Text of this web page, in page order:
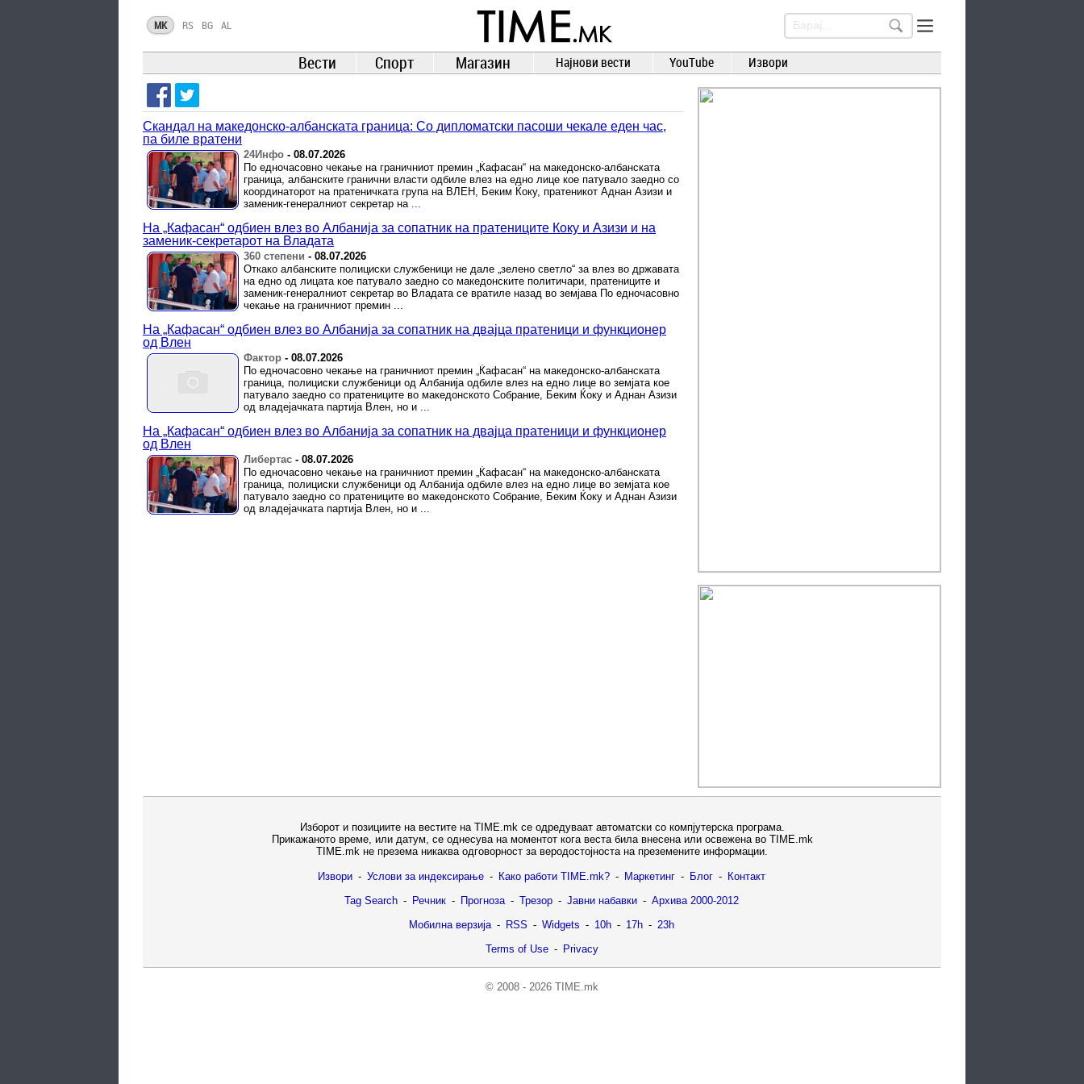
TIME.mk
ВЕСТИ
NEWS
MK RS BG AL
Вести Спорт Магазин Најнови вести YouTube Извори
Скандал на македонско-албанската граница: Со дипломатски пасоши чекале еден час,
па биле вратени
24Инфо - 08.07.2026
По едночасовно чекање на граничниот премин „Ќафасан“ на македонско-албанската
граница, албанските гранични власти одбиле влез на едно лице кое патувало заедно со
координаторот на пратеничката група на ВЛЕН, Беким Ќоку, пратеникот Аднан Азизи и
заменик-генералниот секретар на ...
На „Ќафасан“ одбиен влез во Албанија за сопатник на пратениците Ќоку и Азизи и на
заменик-секретарот на Владата
360 степени - 08.07.2026
Откако албанските полициски службеници не дале „зелено светло“ за влез во државата
на едно од лицата кое патувало заедно со македонските политичари, пратениците и
заменик-генералниот секретар во Владата се вратиле назад во земјава По едночасовно
чекање на граничниот премин ...
На „Ќафасан“ одбиен влез во Албанија за сопатник на двајца пратеници и функционер
од Влен
Фактор - 08.07.2026
По едночасовно чекање на граничниот премин „Ќафасан“ на македонско-албанската
граница, полициски службеници од Албанија одбиле влез на едно лице во земјата кое
патувало заедно со пратениците во македонското Собрание, Беким Ќоку и Аднан Азизи
од владејачката партија Влен, но и ...
На „Ќафасан“ одбиен влез во Албанија за сопатник на двајца пратеници и функционер
од Влен
Либертас - 08.07.2026
По едночасовно чекање на граничниот премин „Ќафасан“ на македонско-албанската
граница, полициски службеници од Албанија одбиле влез на едно лице во земјата кое
патувало заедно со пратениците во македонското Собрание, Беким Ќоку и Аднан Азизи
од владејачката партија Влен, но и ...
Изборот и позициите на вестите на TIME.mk се одредуваат автоматски со компјутерска програма.
Прикажаното време, или датум, се однесува на моментот кога веста била внесена или освежена во TIME.mk
TIME.mk не презема никаква одговорност за веродостојноста на преземените информации.
Извори - Услови за индексирање - Како работи TIME.mk? - Маркетинг - Блог - Контакт
Tag Search - Речник - Прогноза - Трезор - Јавни набавки - Архива 2000-2012
Мобилна верзија - RSS - Widgets - 10h - 17h - 23h
Terms of Use - Privacy
© 2008 - 2026 TIME.mk